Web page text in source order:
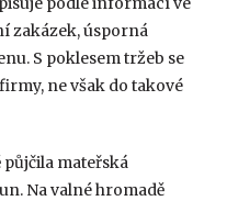
zakázek, úsporná
S poklesem tržeb se
ne však do takové
mateřská
Na valné hromadě